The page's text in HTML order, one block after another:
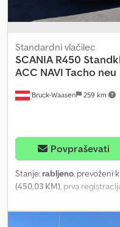
vozila preveri telefonsko
Hiwxeaorf
Bruck-Waasen 259 km
Standardni vlačilec
SCANIA R450
ACC NAVI Tacho neu
Povpraševati
Stanje: rabljeno, prevoženi
(450,03 KM), prva
samodejen, emisijski razred: